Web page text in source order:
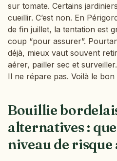
sur tomate. Certains
cueillir. C’est non. En
de fin juillet, la tentation est
coup “pour assurer”.
déjà, mieux vaut souvent
aérer, pailler sec et
Il ne répare pas. Voilà le bon
Bouillie
alternatives :
niveau de risque